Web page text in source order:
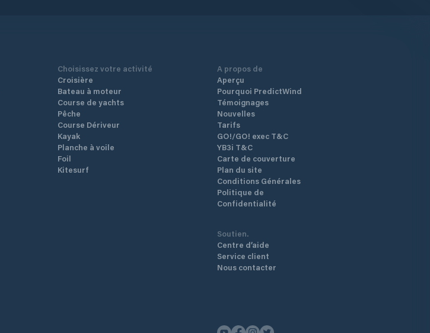
Choisissez votre activité
Croisière
Bateau à moteur
Course de yachts
Pêche
Course Dériveur
Kayak
Planche à voile
Foil
Kitesurf
A propos de
Aperçu
Pourquoi PredictWind
Témoignages
Nouvelles
Tarifs
GO!/GO! exec T&C
YB3i T&C
Carte de couverture
Plan du site
Conditions Générales
Politique de
Confidentialité
Soutien.
Centre d’aide
Service client
Nous contacter